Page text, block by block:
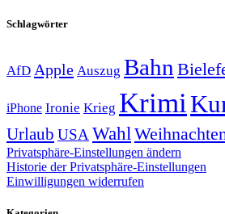
Schlagwörter
AfD Apple Auszug Bahn
iPhone Ironie Krieg Krimi
Urlaub USAWahl
Privatsphäre-Einstellungen ändern
Historie der Privatsphäre-Einstellungen
Einwilligungen widerrufen